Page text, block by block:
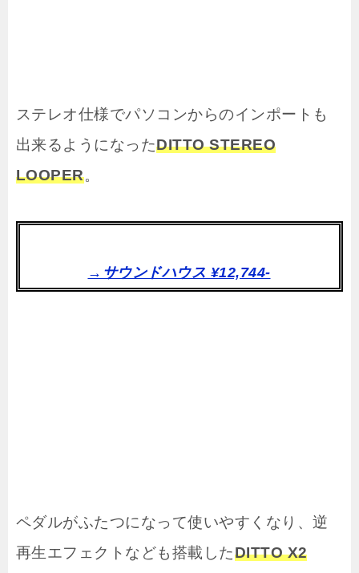
ステレオ仕様でパソコンからのインポートも
出来るようになったDITTO STEREO
LOOPER。
→サウンドハウス ¥12,744-
ペダルがふたつになって使いやすくなり、逆
再生エフェクトなども搭載したDITTO X2